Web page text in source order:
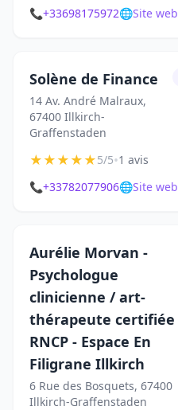
📞+33698175972🌐Site web
Solène de Finance
14 Av. André Malraux,
67400 Illkirch-
Graffenstaden
★★★★★5/5•1 avis
📞+33782077906🌐Site web
Aurélie Morvan -
Psychologue
clinicienne / art-
thérapeute certifiée
RNCP - Espace En
Filigrane Illkirch
6 Rue des Bosquets, 67400
Illkirch-Graffenstaden